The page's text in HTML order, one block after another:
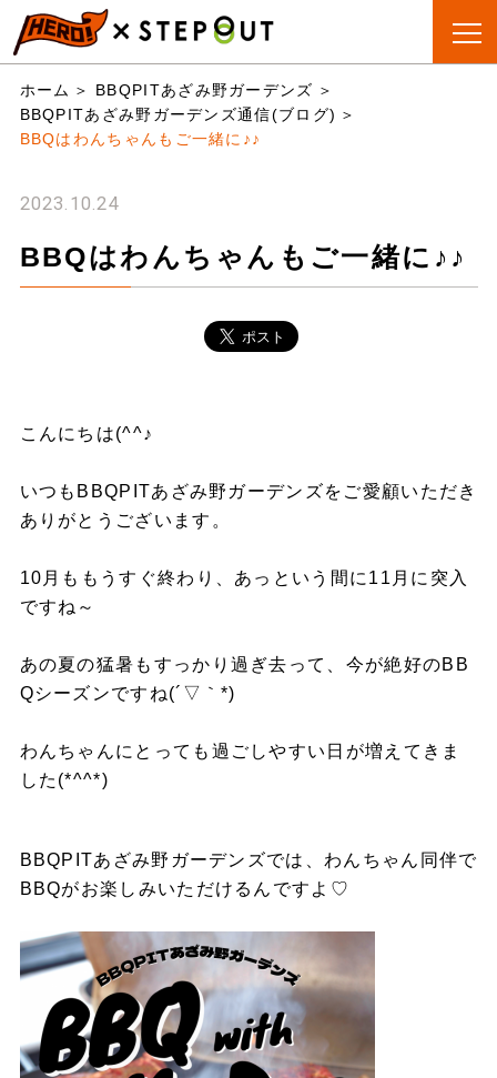
検索
手ぶらBBQ
とは?
BBQ&CAMP
ちリスト
ホーム
BBQPITあざみ野ガーデンズ
BBQPITあざみ野ガーデンズ通信(ブログ)
BBQはわんちゃんもご一緒に♪♪
2023.10.24
BBQはわんちゃんもご一緒に♪♪
こんにちは(^^♪
いつもBBQPITあざみ野ガーデンズをご愛顧いただき
ありがとうございます。
10月ももうすぐ終わり、あっという間に11月に突入
ですね～
あの夏の猛暑もすっかり過ぎ去って、今が絶好のBB
Qシーズンですね(´▽｀*)
わんちゃんにとっても過ごしやすい日が増えてきま
した(*^^*)
BBQPITあざみ野ガーデンズでは、わんちゃん同伴で
BBQがお楽しみいただけるんですよ♡